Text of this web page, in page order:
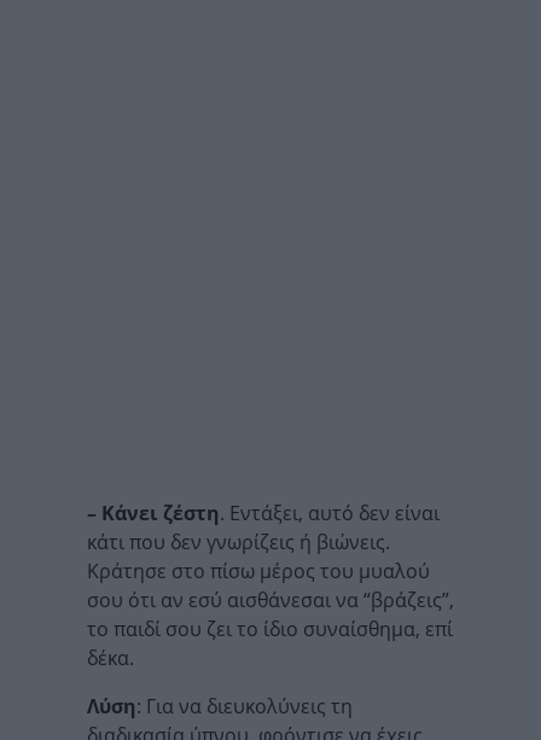
– Κάνει ζέστη. Εντάξει, αυτό δεν είναι
κάτι που δεν γνωρίζεις ή βιώνεις.
Κράτησε στο πίσω μέρος του μυαλού
σου ότι αν εσύ αισθάνεσαι να “βράζεις”,
το παιδί σου ζει το ίδιο συναίσθημα, επί
δέκα.
Λύση: Για να διευκολύνεις τη